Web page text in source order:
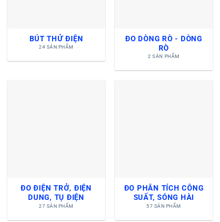
BÚT THỬ ĐIỆN
24 SẢN PHẨM
ĐO DÒNG RÒ - DÒNG
RÒ
2 SẢN PHẨM
ĐO ĐIỆN TRỞ, ĐIỆN
DUNG, TỤ ĐIỆN
27 SẢN PHẨM
ĐO PHÂN TÍCH CÔNG
SUẤT, SÓNG HÀI
57 SẢN PHẨM